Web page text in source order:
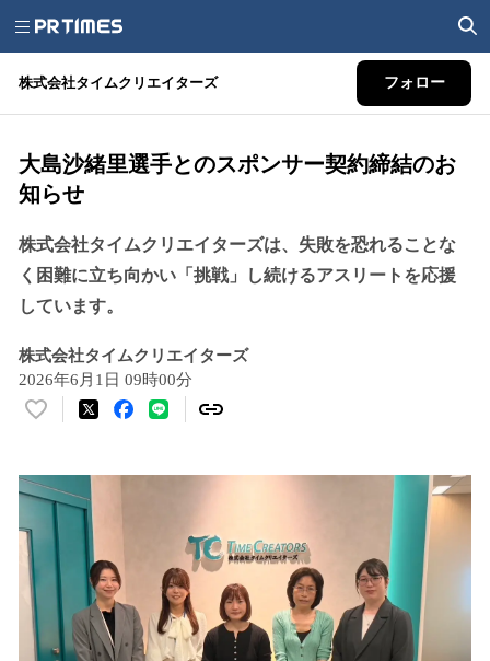
株式会社タイムクリエイターズ フォロー
大島沙緒里選手とのスポンサー契約締結のお
知らせ
株式会社タイムクリエイターズは、失敗を恐れることな
く困難に立ち向かい「挑戦」し続けるアスリートを応援
しています。
株式会社タイムクリエイターズ
2026年6月1日 09時00分
い
！
込
み
中